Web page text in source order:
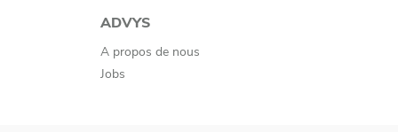
ADVYS
A propos de nous
Jobs